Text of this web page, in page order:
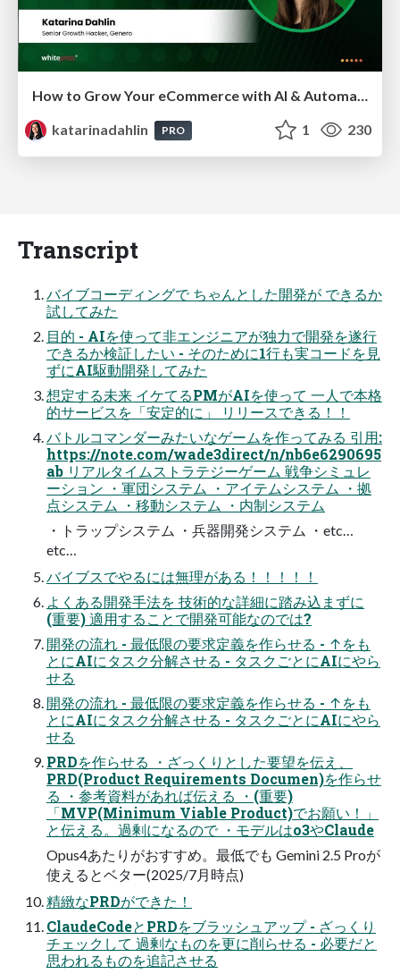
How to Grow Your eCommerce with AI & Automation
katarinadahlin
PRO 1 230
Transcript
バイブコーディングで ちゃんとした開発が できるか
試してみた
目的 - AIを使って非エンジニアが独力で開発を遂行
できるか検証したい - そのために1行も実コードを見
ずにAI駆動開発してみた
想定する未来 イケてるPMがAIを使って 一人で本格
的サービスを「安定的に」 リリースできる！！
バトルコマンダーみたいなゲームを作ってみる 引用:
https://note.com/wade3direct/n/nb6e6290695
ab リアルタイムストラテジーゲーム 戦争シミュレ
ーション ・軍団システム ・アイテムシステム ・拠
点システム ・移動システム ・内制システム
・トラップシステム ・兵器開発システム ・etc…
etc…
バイブスでやるには無理がある！！！！！
よくある開発手法を 技術的な詳細に踏み込まずに
(重要) 適用することで開発可能なのでは?
開発の流れ - 最低限の要求定義を作らせる - ↑をも
とにAIにタスク分解させる - タスクごとにAIにやら
せる
開発の流れ - 最低限の要求定義を作らせる - ↑をも
とにAIにタスク分解させる - タスクごとにAIにやら
せる
PRDを作らせる ・ざっくりとした要望を伝え、
PRD(Product Requirements Documen)を作らせ
る ・参考資料があれば伝える ・(重要)
「MVP(Minimum Viable Product)でお願い！」
と伝える。過剰になるので ・モデルはo3やClaude
Opus4あたりがおすすめ。最低でも Gemini 2.5 Proが
使えるとベター(2025/7月時点)
精緻なPRDができた！
ClaudeCodeとPRDをブラッシュアップ - ざっくり
チェックして 過剰なものを更に削らせる - 必要だと
思われるものを追記させる